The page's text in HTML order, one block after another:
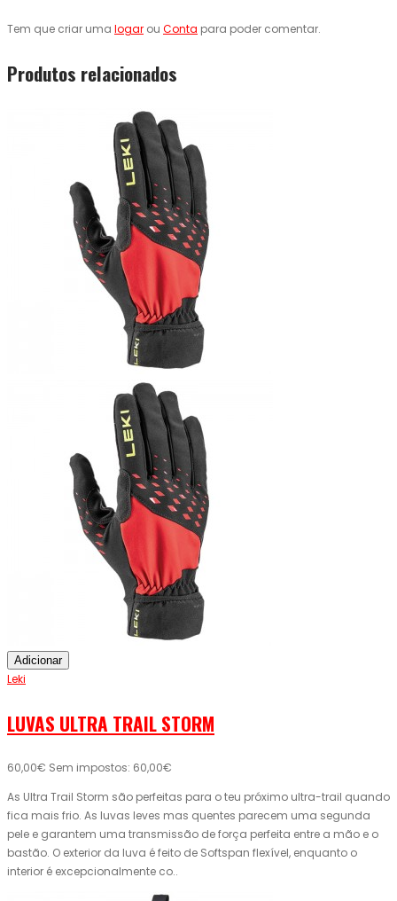
Tem que criar uma logar ou Conta para poder comentar.
Produtos relacionados
Adicionar
Leki
LUVAS ULTRA TRAIL STORM
60,00€ Sem impostos: 60,00€
As Ultra Trail Storm são perfeitas para o teu próximo ultra-trail quando
fica mais frio. As luvas leves mas quentes parecem uma segunda
pele e garantem uma transmissão de força perfeita entre a mão e o
bastão. O exterior da luva é feito de Softspan flexível, enquanto o
interior é excepcionalmente co..